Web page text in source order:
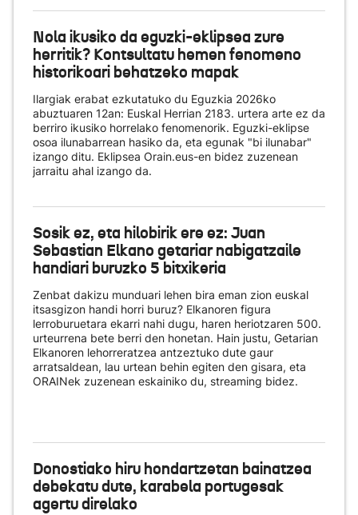
Nola ikusiko da eguzki-eklipsea zure
herritik? Kontsultatu hemen fenomeno
historikoari behatzeko mapak
Ilargiak erabat ezkutatuko du Eguzkia 2026ko
abuztuaren 12an: Euskal Herrian 2183. urtera arte ez da
berriro ikusiko horrelako fenomenorik. Eguzki-eklipse
osoa ilunabarrean hasiko da, eta egunak "bi ilunabar"
izango ditu. Eklipsea Orain.eus-en bidez zuzenean
jarraitu ahal izango da.
Sosik ez, eta hilobirik ere ez: Juan
Sebastian Elkano getariar nabigatzaile
handiari buruzko 5 bitxikeria
Zenbat dakizu munduari lehen bira eman zion euskal
itsasgizon handi horri buruz? Elkanoren figura
lerroburuetara ekarri nahi dugu, haren heriotzaren 500.
urteurrena bete berri den honetan. Hain justu, Getarian
Elkanoren lehorreratzea antzeztuko dute gaur
arratsaldean, lau urtean behin egiten den gisara, eta
ORAINek zuzenean eskainiko du, streaming bidez.
Donostiako hiru hondartzetan bainatzea
debekatu dute, karabela portugesak
agertu direlako